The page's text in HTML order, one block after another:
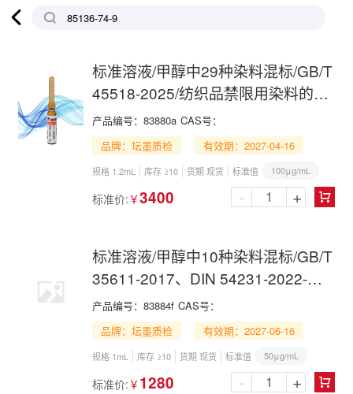

标准溶液/甲醇中29种染料混标/GB/T
45518-2025/纺织品禁限用染料的测
定-液相色谱-高分辨质谱法
产品编号： 83880a CAS号：
品牌：坛墨质检
有效期：2027-04-16
规格 1.2mL 库存 ≥10 货期 现货 标准值 100μg/mL
标准价: ￥3400 
- +
标准溶液/甲醇中10种染料混标/GB/T
35611-2017、DIN 54231-2022-表
A.1、GB/T 20382-2025(部分）
产品编号： 83884f CAS号：
品牌：坛墨质检
有效期：2027-06-16
规格 1mL 库存 ≥10 货期 现货 标准值 50μg/mL
标准价: ￥ 1280 
- +